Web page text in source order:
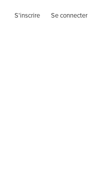
S'inscrire Se connecter